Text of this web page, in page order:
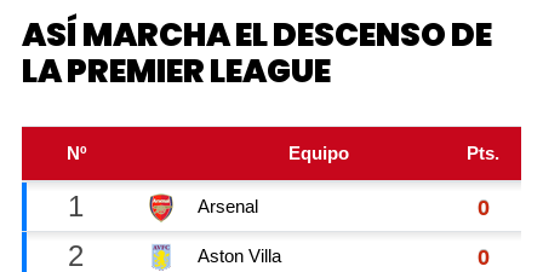
ASÍ MARCHA EL DESCENSO DE
LA PREMIER LEAGUE